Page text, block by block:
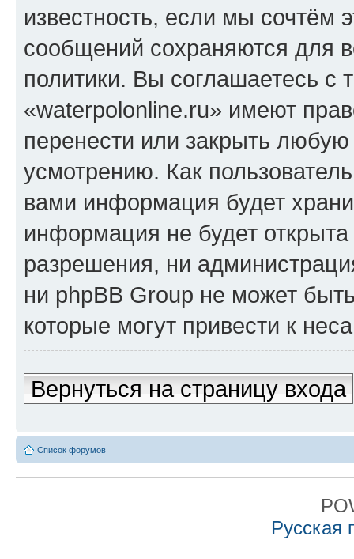
известность, если мы сочтём
сообщений сохраняются для
политики. Вы соглашаетесь
«waterpolonline.ru» имеют
перенести или закрыть
усмотрению. Как
вами информация будет
информация не будет
разрешения, ни
ни phpBB Group не может
которые могут привести к
Вернуться на страницу входа
Список форумов
Русская